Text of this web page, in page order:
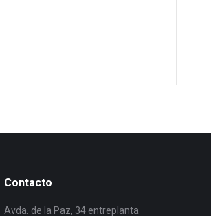
Contacto
Avda. de la Paz, 34 entreplanta